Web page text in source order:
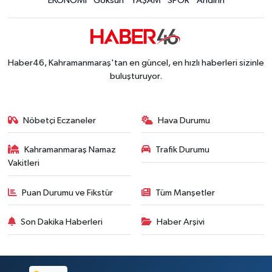
Kahramanmaraş Ağustos Fuarı'nda Funda Arar
12:20 |Kahramanmaraş'ta Hacı Murat Caddesi Baştan
Kahramanmaraş'ta Madrigal Coşkusu! Fuar
Haber46, Kahramanmaraş'tan en güncel, en hızlı haberleri sizinle
buluşturuyor.
Nöbetçi Eczaneler Hava Durumu
Kahramanmaraş Namaz
Vakitleri
Trafik Durumu
Puan Durumu ve Fikstür Tüm Manşetler
Son Dakika Haberleri Haber Arşivi